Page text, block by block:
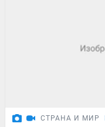
СТРАНА И МИР